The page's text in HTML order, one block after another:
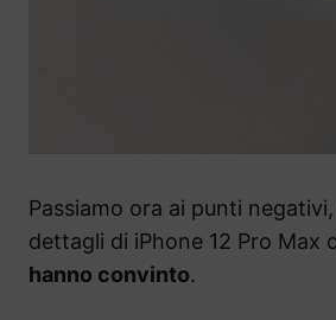
Passiamo ora ai punti
dettagli di iPhone 12 Pro Max
hanno convinto.